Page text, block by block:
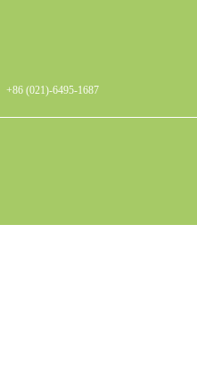
+86 (021)-6495-1687